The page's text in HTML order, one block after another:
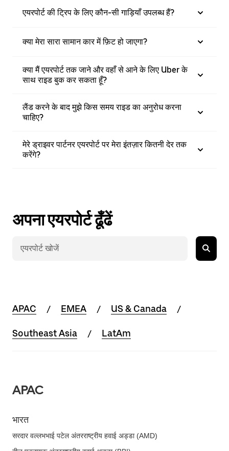
एयरपोर्ट की ट्रिप के लिए कौन-सी गाड़ियाँ उपलब्ध हैं?
क्या मेरा सारा सामान कार में फ़िट हो जाएगा?
क्या मैं एयरपोर्ट तक जाने और वहाँ से आने के लिए Uber के
साथ राइड बुक कर सकता हूँ?
लैंड करने के बाद मुझे किस समय राइड का अनुरोध करना
चाहिए?
मेरे ड्राइवर पार्टनर एयरपोर्ट पर मेरा इंतज़ार कितनी देर तक
करेंगे?
अपना एयरपोर्ट ढूँढें
APAC EMEA US & Canada
Southeast Asia LatAm
APAC
भारत
सरदार वल्लभभाई पटेल अंतरराष्ट्रीय हवाई अड्डा (AMD)